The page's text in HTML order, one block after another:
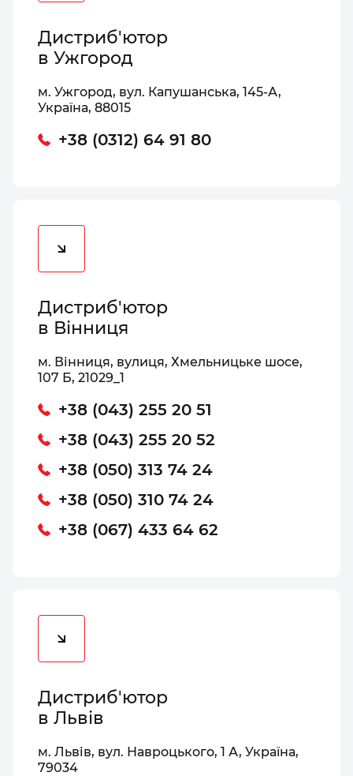
Дистриб'ютор
в Ужгород
м. Ужгород, вул. Капушанська, 145-А,
Україна, 88015
+38 (0312) 64 91 80
Дистриб'ютор
в Вінниця
м. Вінниця, вулиця, Хмельницьке шосе,
107 Б, 21029_1
+38 (043) 255 20 51
+38 (043) 255 20 52
+38 (050) 313 74 24
+38 (050) 310 74 24
+38 (067) 433 64 62
Дистриб'ютор
в Львів
м. Львів, вул. Навроцького, 1 А, Україна,
79034